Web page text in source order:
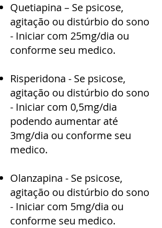
Quetiapina – Se psicose,
agitação ou distúrbio do sono
- Iniciar com 25mg/dia ou
conforme seu medico.
Risperidona - Se psicose,
agitação ou distúrbio do sono
- Iniciar com 0,5mg/dia
podendo aumentar até
3mg/dia ou conforme seu
medico.
Olanzapina - Se psicose,
agitação ou distúrbio do sono
- Iniciar com 5mg/dia ou
conforme seu medico.